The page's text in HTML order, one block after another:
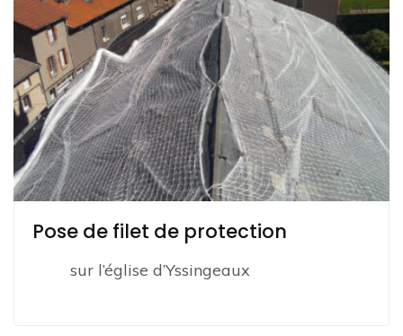
Pose de filet de protection
sur l’église d’Yssingeaux